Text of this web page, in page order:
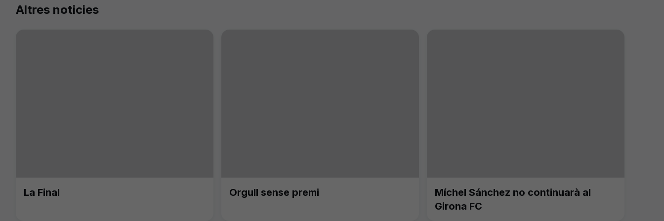
Altres noticies
La Final Orgull sense premi
Míchel Sánchez no continuarà al
Girona FC